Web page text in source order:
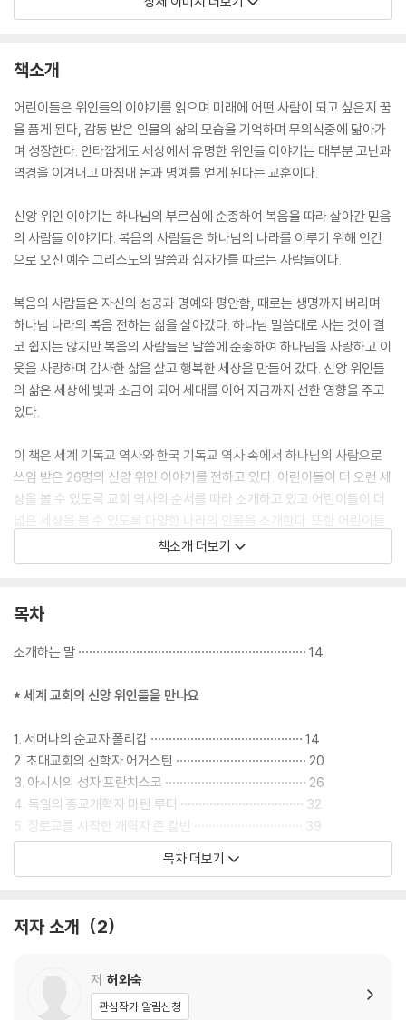
책소개
어린이들은 위인들의 이야기를 읽으며 미래에 어떤 사람이 되고 싶은지 꿈
을 품게 된다, 감동 받은 인물의 삶의 모습을 기억하며 무의식중에 닮아가
며 성장한다. 안타깝게도 세상에서 유명한 위인들 이야기는 대부분 고난과
역경을 이겨내고 마침내 돈과 명예를 얻게 된다는 교훈이다.
신앙 위인 이야기는 하나님의 부르심에 순종하여 복음을 따라 살아간 믿음
의 사람들 이야기다. 복음의 사람들은 하나님의 나라를 이루기 위해 인간
으로 오신 예수 그리스도의 말씀과 십자가를 따르는 사람들이다.
복음의 사람들은 자신의 성공과 명예와 평안함, 때로는 생명까지 버리며
하나님 나라의 복음 전하는 삶을 살아갔다. 하나님 말씀대로 사는 것이 결
코 쉽지는 않지만 복음의 사람들은 말씀에 순종하여 하나님을 사랑하고 이
웃을 사랑하며 감사한 삶을 살고 행복한 세상을 만들어 갔다. 신앙 위인들
의 삶은 세상에 빛과 소금이 되어 세대를 이어 지금까지 선한 영향을 주고
있다.
이 책은 세계 기독교 역사와 한국 기독교 역사 속에서 하나님의 사람으로
쓰임 받은 26명의 신앙 위인 이야기를 전하고 있다. 어린이들이 더 오랜 세
상을 볼 수 있도록 교회 역사의 순서를 따라 소개하고 있고 어린이들이 더
넓은 세상을 볼 수 있도록 다양한 나라의 인물을 소개한다. 또한 어린이들
이 더 가까이 하나님 나라를 볼 수 있도록 다양한 직업의 인물을 소개하고
있으며 어린이들이 더 자주 만날 수 있도록 단순하고 재미있게 소개한다.
이 책을 읽은 어린이들은 교회 역사 속의 신앙 위인들을 따라 하나님의 눈
의 손과 발이 되어 세상을 향해 믿음으로 나아가게 될 것이다.
책소개 더보기
목차
소개하는 말 ······························································· 14
* 세계 교회의 신앙 위인들을 만나요
1. 서머나의 순교자 폴리갑 ·········································· 14
2. 초대교회의 신학자 어거스틴 ···································· 20
3. 아시시의 성자 프란치스코 ······································· 26
4. 독일의 종교개혁자 마틴 루터 ·································· 32
5. 장로교를 시작한 개혁자 존 칼빈 ······························ 39
6. 감리교의 창시자 존 웨슬리 ······································ 45
7. 은혜로 돌아온 탕자 존 뉴턴 ···································· 52
10. 고아의 아버지 조지 뮐러 ······································· 71
12. 찬송가의 여왕 화니 크로스비 ································· 84
13. 근대간호학의 선구자 플로렌스 나이팅게일 ··············· 91
목차 더보기
저자 소개 2
저 허외숙
관심작가 알림신청